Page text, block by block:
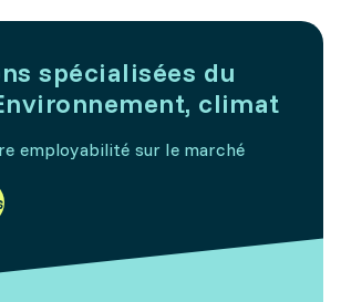
spécialisées du
climat
employabilité sur le marché